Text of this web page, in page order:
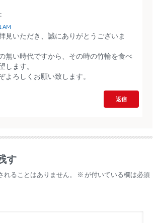
AM
見いただき、誠にありがとうございま
無い時代ですから、その時の竹輪を食べ
します。
よろしくお願い致します。
返信
す
れることはありません。 ※ が付いている欄は必須